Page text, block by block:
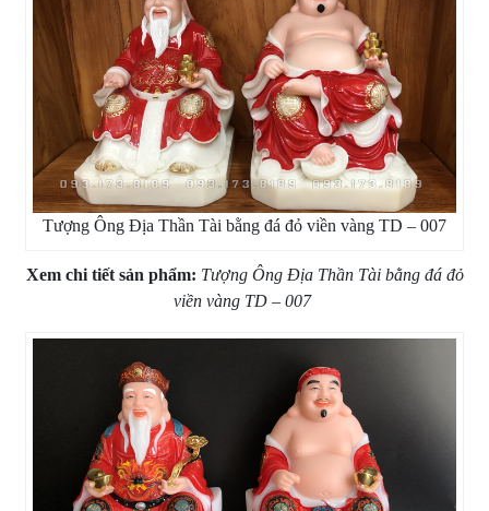
Tượng Ông Địa Thần Tài bằng đá đỏ viền vàng TD – 007
Xem chi tiết sản phẩm: Tượng Ông Địa Thần Tài bằng đá đỏ
viền vàng TD – 007